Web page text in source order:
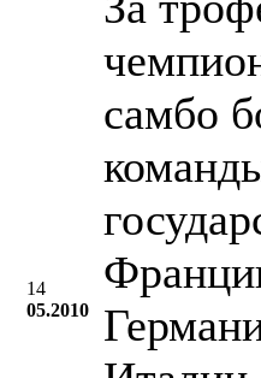
14
05.2010
самбо